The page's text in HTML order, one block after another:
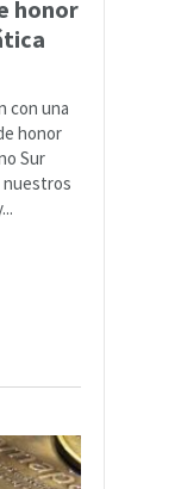
honor
con una
honor
Sur
nuestros